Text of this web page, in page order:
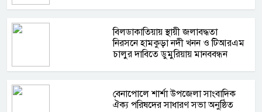
বিলডাকাতিয়ায় স্থায়ী জলাবদ্ধতা
নিরসনে হামকুড়া নদী খনন ও টিআরএম
চালুর দাবিতে ডুমুরিয়ায় মানববন্ধন
বেনাপোলে শার্শা উপজেলা সাংবাদিক
ঐক্য পরিষদের সাধারণ সভা অনুষ্ঠিত